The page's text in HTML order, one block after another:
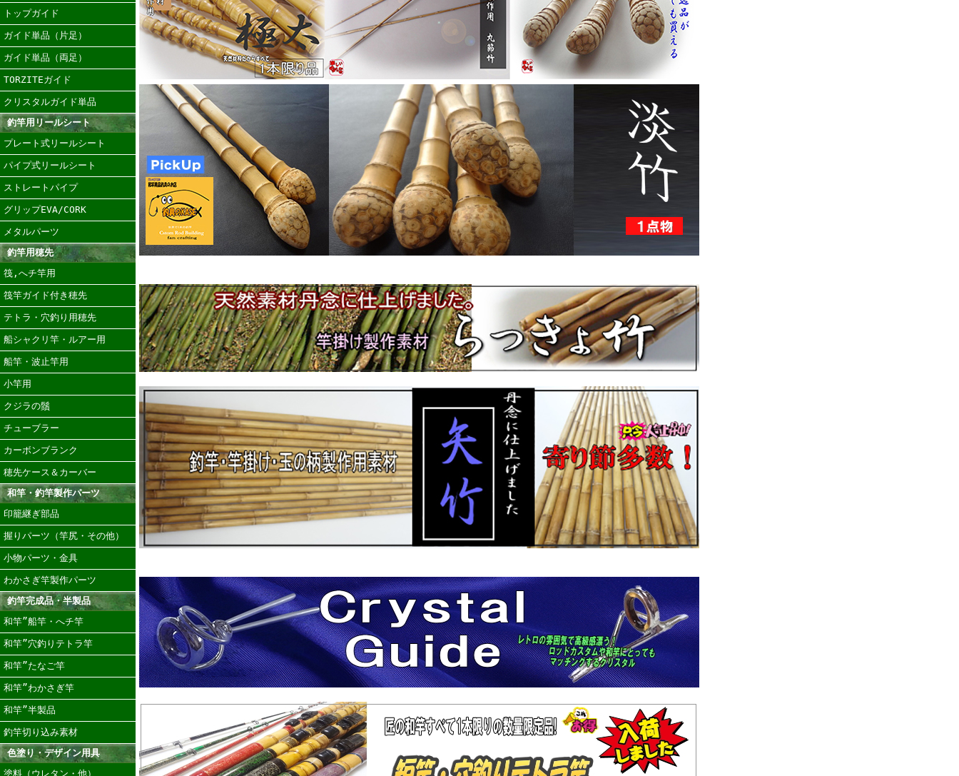
トップガイド
ガイド単品（片足）
ガイド単品（両足）
TORZITEガイド
クリスタルガイド単品
釣竿用リールシート
プレート式リールシート
パイプ式リールシート
ストレートパイプ
グリップEVA/CORK
メタルパーツ
釣竿用穂先
筏,へチ竿用
筏竿ガイド付き穂先
テトラ・穴釣り用穂先
船シャクリ竿・ルアー用
船竿・波止竿用
小竿用
クジラの鬚
チューブラー
カーボンブランク
穂先ケース＆カーバー
和竿・釣竿製作パーツ
印籠継ぎ部品
握りパーツ（竿尻・その他）
小物パーツ・金具
わかさぎ竿製作パーツ
釣竿完成品・半製品
和竿”船竿・へチ竿
和竿”穴釣りテトラ竿
和竿”たなご竿
和竿”わかさぎ竿
和竿”半製品
釣竿切り込み素材
色塗り・デザイン用具
塗料（ウレタン・他）